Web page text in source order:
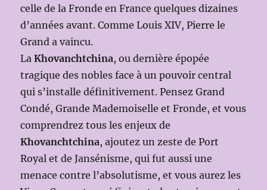
celle de la Fronde en France quelques dizaines
d’années avant. Comme Louis XIV, Pierre le
Grand a vaincu.
LaKhovanchtchina, ou dernière épopée
tragique des nobles face à un pouvoir central
qui s’installe définitivement. Pensez Grand
Condé, Grande Mademoiselle et Fronde, et vous
comprendrez tous les enjeux de
Khovanchtchina, ajoutez un zeste de Port
Royal et de Jansénisme, qui fut aussi une
menace contre l’absolutisme, et vous aurez les